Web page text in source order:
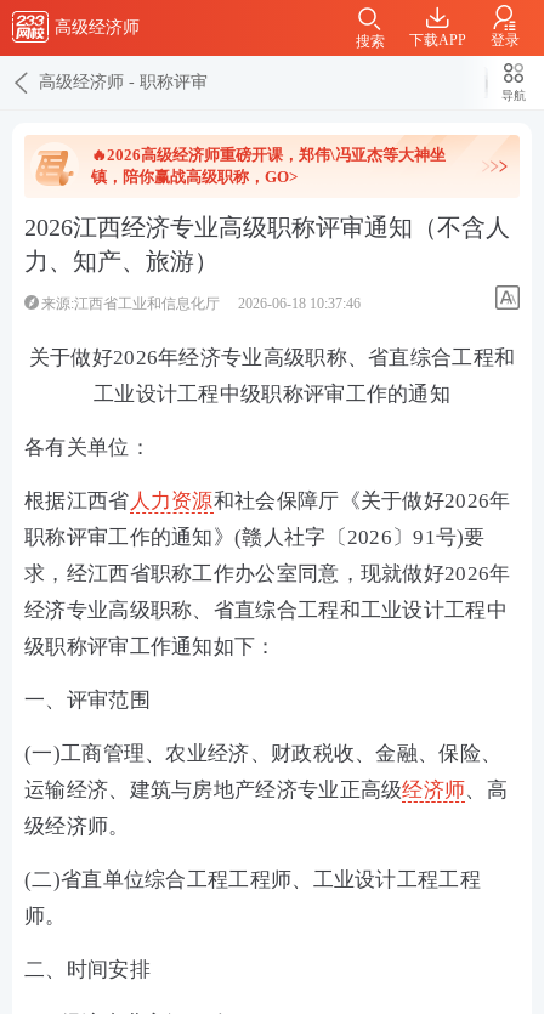
高级经济师
下载APP 登录
搜索
高级经济师 - 职称评审
导航
🔥2026高级经济师重磅开课，郑伟\冯亚杰等大神坐
镇，陪你赢战高级职称，GO>
2026江西经济专业高级职称评审通知（不含人
力、知产、旅游）
来源:江西省工业和信息化厅 2026-06-18 10:37:46
关于做好2026年经济专业高级职称、省直综合工程和
工业设计工程中级职称评审工作的通知
各有关单位：
根据江西省 人力资源和社会保障厅《关于做好2026年
职称评审工作的通知》(赣人社字〔2026〕91号)要
求，经江西省职称工作办公室同意，现就做好2026年
经济专业高级职称、省直综合工程和工业设计工程中
级职称评审工作通知如下：
一、评审范围
(一)工商管理、农业经济、财政税收、金融、保险、
运输经济、建筑与房地产经济专业正高级经济师、高
级经济师。
(二)省直单位综合工程工程师、工业设计工程工程
师。
二、时间安排